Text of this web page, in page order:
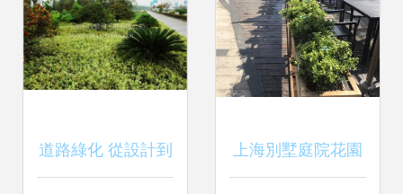
道路綠化 從設計到 上海別墅庭院花園